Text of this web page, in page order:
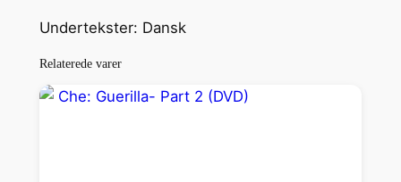
Undertekster: Dansk
Relaterede varer